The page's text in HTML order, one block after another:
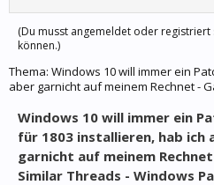
(Du musst angemeldet oder
können.)
Thema: Windows 10 will immer ein
aber garnicht auf meinem Rechnet -
Windows 10 will immer ein
für 1803 installieren, hab ich
garnicht auf meinem
Similar Threads - Windows